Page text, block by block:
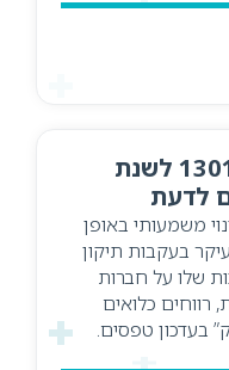
שינויים בטופסי 1214 ו־1301 לשנת
שינוי משמעותי באופן
בעקבות תיקון
שלו על חברות
רווחים כלואים
בעדכון טפסים.